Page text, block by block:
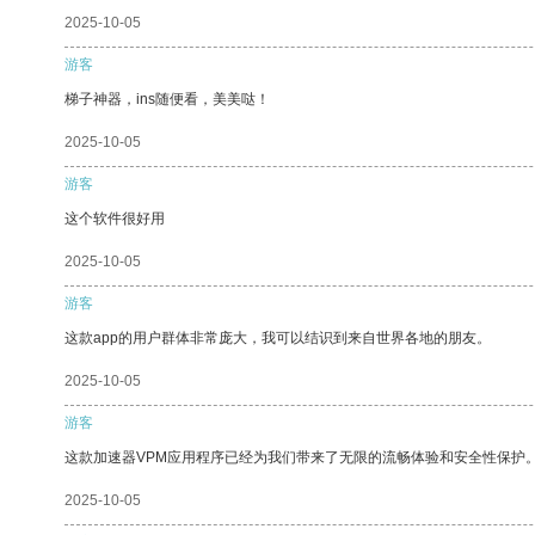
2025-10-05
游客
梯子神器，ins随便看，美美哒！
2025-10-05
游客
这个软件很好用
2025-10-05
游客
这款app的用户群体非常庞大，我可以结识到来自世界各地的朋友。
2025-10-05
游客
这款加速器VPM应用程序已经为我们带来了无限的流畅体验和安全性保护
2025-10-05